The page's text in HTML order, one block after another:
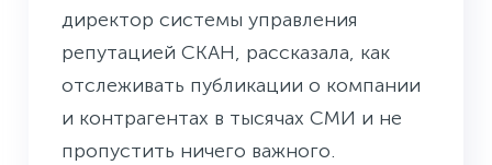
директор системы управления
репутацией СКАН, рассказала, как
отслеживать публикации о компании
и контрагентах в тысячах СМИ и не
пропустить ничего важного.